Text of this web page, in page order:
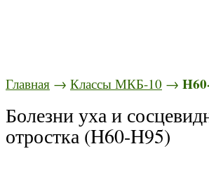
Главная → Классы МКБ-10 →
Болезни уха и
отростка (H60-H95)